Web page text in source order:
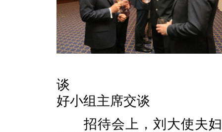
谈 大使与副
好小组主席交谈
招待会上，刘大使夫妇